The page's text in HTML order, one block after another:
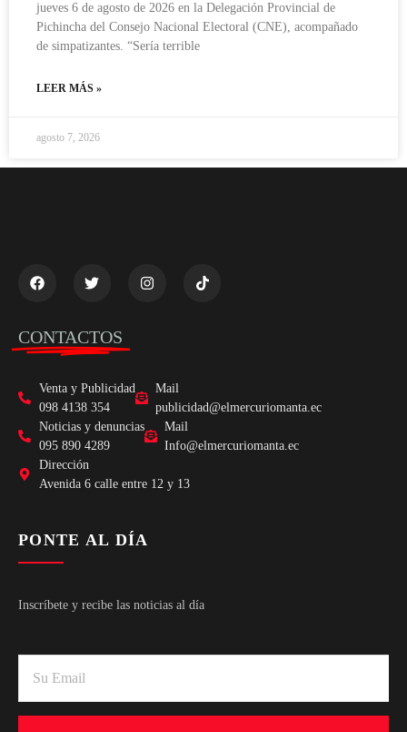
jueves 6 de agosto de 2026 en la Delegación Provincial de
Pichincha del Consejo Nacional Electoral (CNE), acompañado
de simpatizantes. “Sería terrible
LEER MÁS »
agosto 7, 2026
CONTACTOS
Venta y Publicidad
098 4138 354
Mail
publicidad@elmercuriomanta.ec
Noticias y denuncias
095 890 4289
Mail
Info@elmercuriomanta.ec
Dirección
Avenida 6 calle entre 12 y 13
PONTE AL DÍA
Inscríbete y recibe las noticias al día